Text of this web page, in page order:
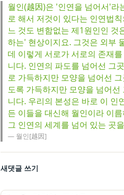
월인(越因)은 '인연을 넘어서'라
로 해서 저것이 있다는 인연법
느 것도 변함없는 제1원인인 것
하는' 현상이지요. 그것은 외부
데 이렇게 서로가 서로의 존재
니다. 인연의 파도를 넘어선 그
로 가득하지만 모양을 넘어선
도록 가득하지만 모양을 넘어
니다. 우리의 본성은 바로 이 인
든 이들을 대신해 월인이라 이
그 인연의 세계를 넘어 있는 곳
월인[越因]
새댓글 쓰기